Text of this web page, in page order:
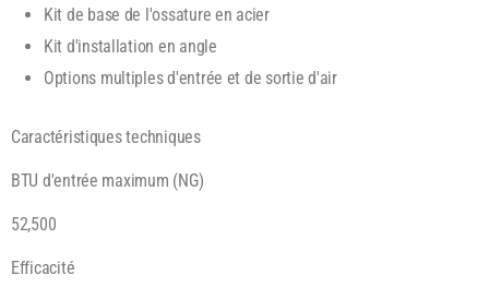
Kit de base de l'ossature en acier
Kit d'installation en angle
Options multiples d'entrée et de sortie d'air
Caractéristiques techniques
BTU d'entrée maximum (NG)
52,500
Efficacité